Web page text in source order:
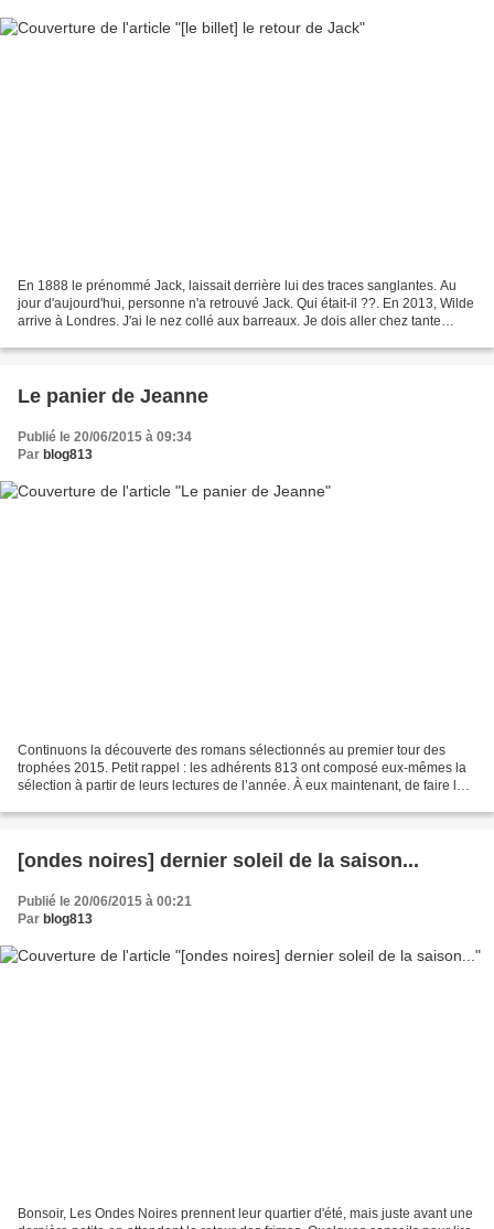
En 1888 le prénommé Jack, laissait derrière lui des traces sanglantes. Au
jour d'aujourd'hui, personne n'a retrouvé Jack. Qui était-il ??. En 2013, Wilde
arrive à Londres. J'ai le nez collé aux barreaux. Je dois aller chez tante
Le panier de Jeanne
Publié le 20/06/2015 à 09:34
Par blog813
Continuons la découverte des romans sélectionnés au premier tour des
trophées 2015. Petit rappel : les adhérents 813 ont composé eux-mêmes la
sélection à partir de leurs lectures de l’année. À eux maintenant, de faire le
[ondes noires] dernier soleil de la saison...
Publié le 20/06/2015 à 00:21
Par blog813
Bonsoir, Les Ondes Noires prennent leur quartier d'été, mais juste avant une